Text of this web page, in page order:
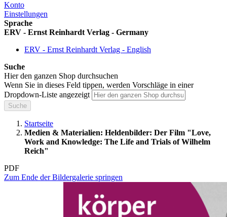
Konto
Einstellungen
Sprache
ERV - Ernst Reinhardt Verlag - Germany
ERV - Ernst Reinhardt Verlag - English
Suche
Hier den ganzen Shop durchsuchen
Wenn Sie in dieses Feld tippen, werden Vorschläge in einer
Dropdown-Liste angezeigt
Suche
Startseite
Medien & Materialien: Heldenbilder: Der Film "Love,
Work and Knowledge: The Life and Trials of Wilhelm
Reich"
PDF
Zum Ende der Bildergalerie springen